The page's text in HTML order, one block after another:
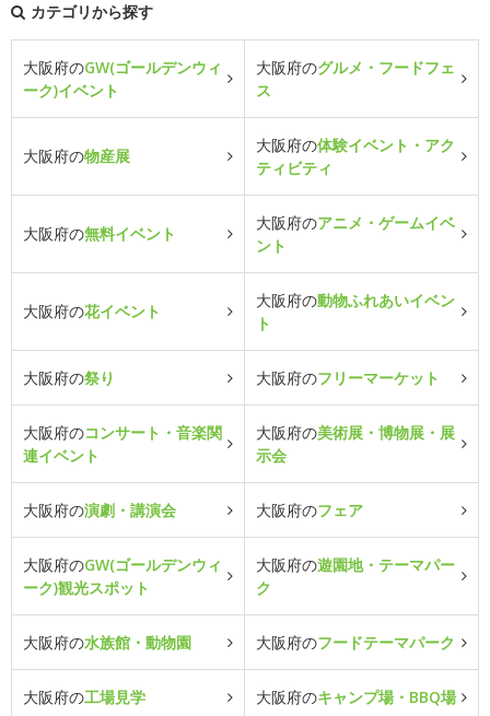
カテゴリから探す
大阪府のGW(ゴールデンウィ
ーク)イベント
大阪府のグルメ・フードフェ
ス
大阪府の物産展
大阪府の体験イベント・アク
ティビティ
大阪府の無料イベント
大阪府のアニメ・ゲームイベ
ント
大阪府の花イベント
大阪府の動物ふれあいイベン
ト
大阪府の祭り 大阪府のフリーマーケット
大阪府のコンサート・音楽関
連イベント
大阪府の美術展・博物展・展
示会
大阪府の演劇・講演会 大阪府のフェア
大阪府のGW(ゴールデンウィ
ーク)観光スポット
大阪府の遊園地・テーマパー
ク
大阪府の水族館・動物園 大阪府のフードテーマパーク
大阪府の工場見学 大阪府のキャンプ場・BBQ場